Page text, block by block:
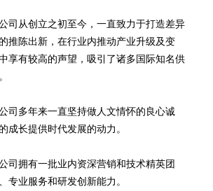
司从创立之初至今，一直致力于打造差异
推陈出新，在行业内推动产业升级及变
享有较高的声望，吸引了诸多国际知名供
司多年来一直坚持做人文情怀的良心诚
成长提供时代发展的动力。
司拥有一批业内资深营销和技术精英团
专业服务和研发创新能力。